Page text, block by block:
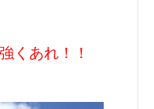
くあれ！！